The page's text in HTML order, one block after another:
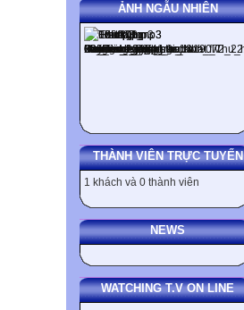
ẢNH NGẪU NHIÊN
THÀNH VIÊN TRỰC TUYẾN
1 khách và 0 thành viên
NEWS
WATCHING T.V ON LINE